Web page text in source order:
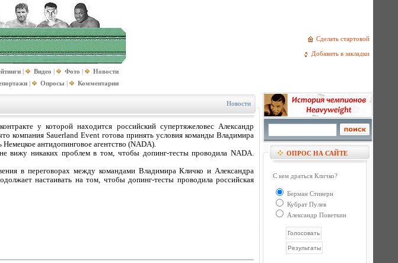
Сделать стартовой
Добавить в закладки
| Видео | Фото |
Новости
| Опросы | Комментарии
Новости
у которой находится российский супертяжеловес Александр
компания Sauerland Event готова принять условия команды Владимира
антидопинговое агентство (NADA).
вижу никаких проблем в том, чтобы допинг-тесты проводила NADA.
в переговорах между командами Владимира Кличко и Александра
настаивать на том, чтобы допинг-тесты проводила российская
ОПРОС НА САЙТЕ
С кем драться Кличко?
Берман Стиверн
Кубрат Пулев
Александр Поветкин